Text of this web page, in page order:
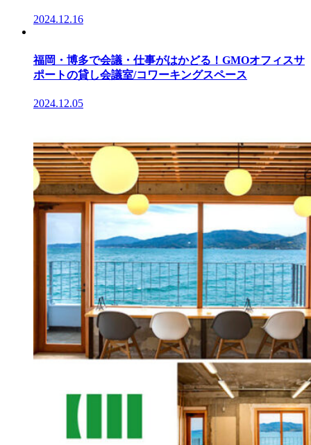
2024.12.16
福岡・博多で会議・仕事がはかどる！GMOオフィスサ
ポートの貸し会議室/コワーキングスペース
2024.12.05